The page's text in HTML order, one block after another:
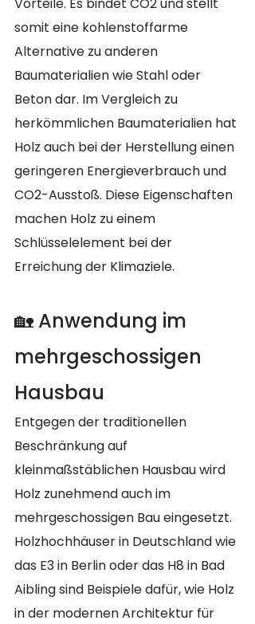
Vorteile. Es bindet CO2 und stellt
somit eine kohlenstoffarme
Alternative zu anderen
Baumaterialien wie Stahl oder
Beton dar. Im Vergleich zu
herkömmlichen Baumaterialien hat
Holz auch bei der Herstellung einen
geringeren Energieverbrauch und
CO2-Ausstoß. Diese Eigenschaften
machen Holz zu einem
Schlüsselelement bei der
Erreichung der Klimaziele.
🏡 Anwendung im
mehrgeschossigen
Hausbau
Entgegen der traditionellen
Beschränkung auf
kleinmaßstäblichen Hausbau wird
Holz zunehmend auch im
mehrgeschossigen Bau eingesetzt.
Holzhochhäuser in Deutschland wie
das E3 in Berlin oder das H8 in Bad
Aibling sind Beispiele dafür, wie Holz
in der modernen Architektur für